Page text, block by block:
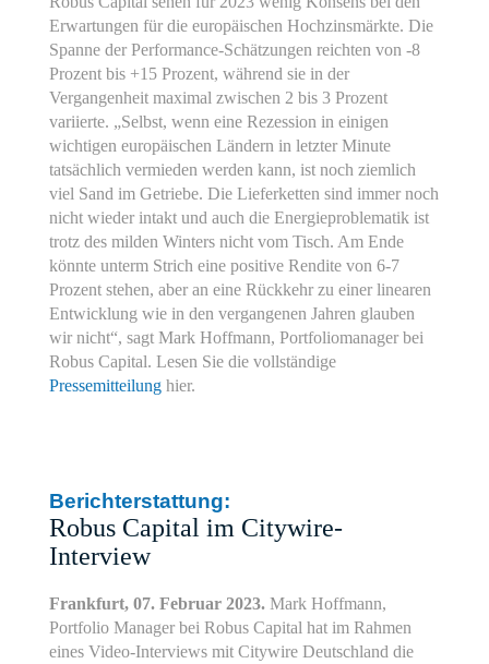
Erwartungen für die europäischen Hochzinsmärkte. Die
Spanne der Performance-Schätzungen reichten von -8
Prozent bis +15 Prozent, während sie in der
Vergangenheit maximal zwischen 2 bis 3 Prozent
variierte. „Selbst, wenn eine Rezession in einigen
wichtigen europäischen Ländern in letzter Minute
tatsächlich vermieden werden kann, ist noch ziemlich
viel Sand im Getriebe. Die Lieferketten sind immer noch
nicht wieder intakt und auch die Energieproblematik ist
trotz des milden Winters nicht vom Tisch. Am Ende
könnte unterm Strich eine positive Rendite von 6-7
Prozent stehen, aber an eine Rückkehr zu einer linearen
Entwicklung wie in den vergangenen Jahren glauben
wir nicht“, sagt Mark Hoffmann, Portfoliomanager bei
Robus Capital. Lesen Sie die vollständige
Pressemitteilung hier.
Berichterstattung:
Robus Capital im Citywire-
Interview
Frankfurt, 07. Februar 2023. Mark Hoffmann,
Portfolio Manager bei Robus Capital hat im Rahmen
eines Video-Interviews mit Citywire Deutschland die